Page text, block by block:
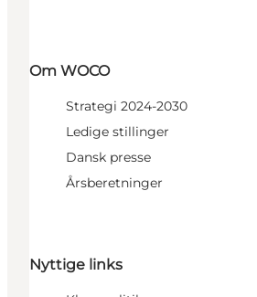
Om WOCO
Strategi 2024-2030
Ledige stillinger
Dansk presse
Årsberetninger
Nyttige links